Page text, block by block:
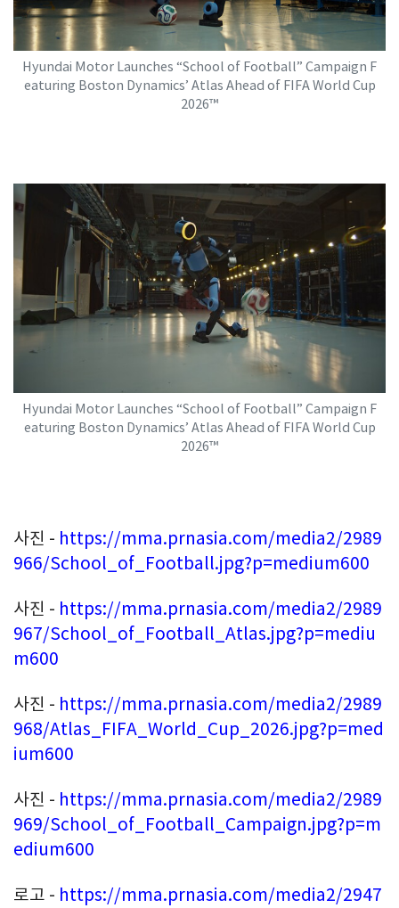
Hyundai Motor Launches “School of Football” Campaign F
eaturing Boston Dynamics’ Atlas Ahead of FIFA World Cup
2026™
Hyundai Motor Launches “School of Football” Campaign F
eaturing Boston Dynamics’ Atlas Ahead of FIFA World Cup
2026™
사진 - https://mma.prnasia.com/media2/2989
966/School_of_Football.jpg?p=medium600
사진 - https://mma.prnasia.com/media2/2989
967/School_of_Football_Atlas.jpg?p=mediu
m600
사진 - https://mma.prnasia.com/media2/2989
968/Atlas_FIFA_World_Cup_2026.jpg?p=med
ium600
사진 - https://mma.prnasia.com/media2/2989
969/School_of_Football_Campaign.jpg?p=m
edium600
로고 - https://mma.prnasia.com/media2/2947